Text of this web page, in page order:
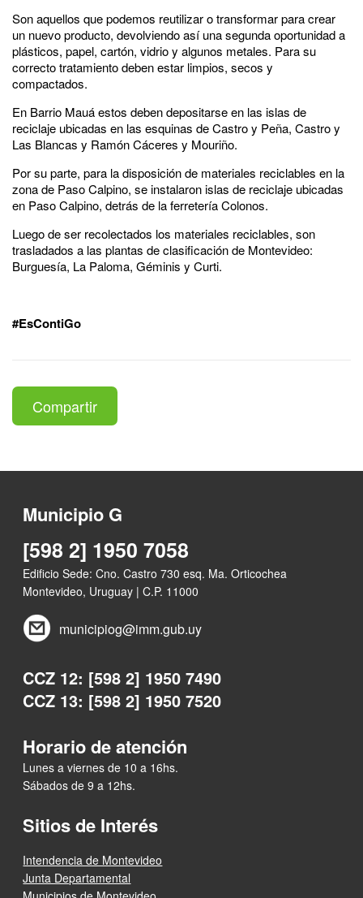
Son aquellos que podemos reutilizar o transformar para crear
un nuevo producto, devolviendo así una segunda oportunidad a
plásticos, papel, cartón, vidrio y algunos metales. Para su
correcto tratamiento deben estar limpios, secos y
compactados.
En Barrio Mauá estos deben depositarse en las islas de
reciclaje ubicadas en las esquinas de Castro y Peña, Castro y
Las Blancas y Ramón Cáceres y Mouriño.
Por su parte, para la disposición de materiales reciclables en la
zona de Paso Calpino, se instalaron islas de reciclaje ubicadas
en Paso Calpino, detrás de la ferretería Colonos.
Luego de ser recolectados los materiales reciclables, son
trasladados a las plantas de clasificación de Montevideo:
Burguesía, La Paloma, Géminis y Curti.
#EsContiGo
Compartir
Municipio G
[598 2] 1950 7058
Edificio Sede: Cno. Castro 730 esq. Ma. Orticochea
Montevideo, Uruguay | C.P. 11000
municipiog@imm.gub.uy
CCZ 12: [598 2] 1950 7490
CCZ 13: [598 2] 1950 7520
Horario de atención
Lunes a viernes de 10 a 16hs.
Sábados de 9 a 12hs.
Sitios de Interés
Intendencia de Montevideo
Junta Departamental